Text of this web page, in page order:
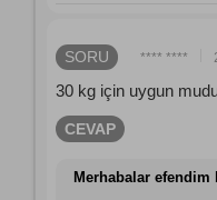
SORU **** ****
30 kg için uygun
CEVAP
Merhabalar